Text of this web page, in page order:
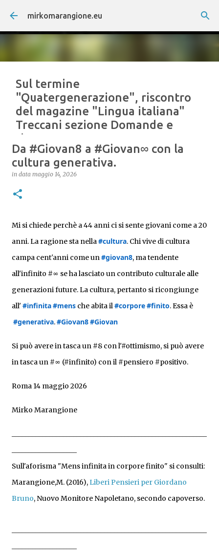
Passa ai contenuti principali
mirkomarangione.eu
Sul termine
"Quatergenerazione", riscontro
del magazine "Lingua italiana"
Treccani sezione Domande e
risposte.
in datagiugno 18, 2026
DOI di nascita del termine: Marangione, M. (2026).
Theoria Structurae Matricis Quatergeneratae
(Th.S.M.Q.). Fundamenta in Philosophia Analyseos
Technicae Diagrammatum Linearium et Candelarum
https://doi.org/10.5281/zenodo.19653616 Argomento
precise, è una responsabilità molto grande che ho
vissuto in questi mesi con attenzione. La formulazione
è nata dall'esigenza di descrivere un fenomeno
italiano corrente un vocabolo idoneo. Dal punto di vista
etimologico, il termine deriva dall'unione dell'elemento
«generazione», con il significato letterale complessivo
stadi generativi o quattro transizioni». Nel contesto
della ricerca citata, il "Principio di Quatergenerazione"
e trasver...
Da #Giovan8 a #Giovan∞ con la
cultura generativa.
in data maggio 14, 2026
Mi si chiede perchè a 44 anni ci si sente giovani come a 20
anni. La ragione sta nella#cultura. Chi vive di cultura
campa cent'anni come un#giovan8, ma tendente
all'infinito #∞ se ha lasciato un contributo culturale alle
generazioni future. La cultura, pertanto si ricongiunge
all'#infinita#mens che abita il#corpore#finito. Essa è
#generativa.#Giovan8#Giovan
Si può avere in tasca un #8 con l'#ottimismo, si può avere
in tasca un #∞ (#infinito) con il #pensiero #positivo.
Roma 14 maggio 2026
Mirko Marangione
Sull'aforisma "Mens infinita in corpore finito" si consulti:
Marangione,M. (2016), Liberi Pensieri per Giordano
Bruno, Nuovo Monitore Napoletano, secondo capoverso.